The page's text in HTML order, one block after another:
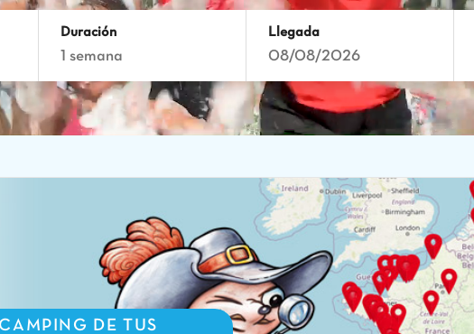
Duración
1 semana
Llegada
08/08/2026
DE TUS